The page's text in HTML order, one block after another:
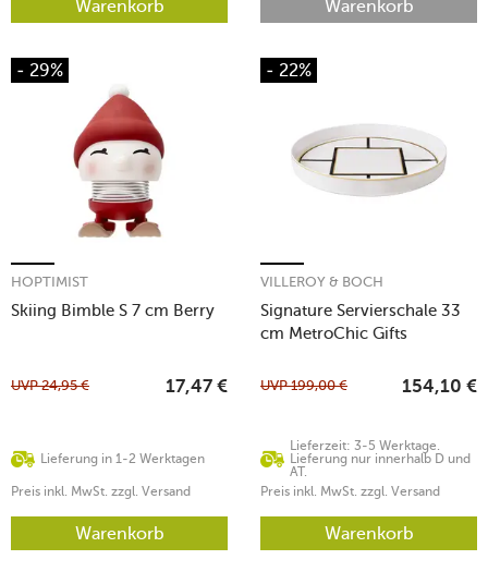
Warenkorb Warenkorb
- 29%
Skiing Bimble S 7 cm Berry
HOPTIMIST
Lieferung in 1-2 Werktagen
UVP24,95 € 17,47 €
Preis inkl. MwSt. zzgl. Versand
Warenkorb
- 22%
Signature Servierschale 33
cm MetroChic Gifts
VILLEROY & BOCH
Lieferzeit: 3-5 Werktage.
Lieferung nur innerhalb D und
AT.
UVP199,00 € 154,10 €
Preis inkl. MwSt. zzgl. Versand
Warenkorb